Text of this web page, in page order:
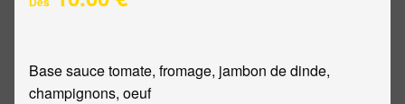
Base sauce tomate, fromage, jambon de dinde,
champignons, oeuf